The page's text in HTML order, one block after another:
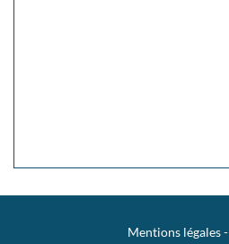
Mentions légales-